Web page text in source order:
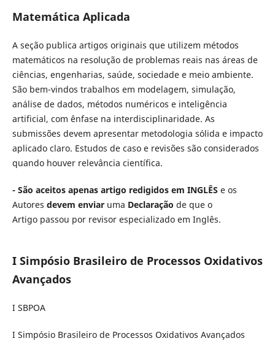
Matemática Aplicada
A seção publica artigos originais que utilizem métodos
matemáticos na resolução de problemas reais nas áreas de
ciências, engenharias, saúde, sociedade e meio ambiente.
São bem-vindos trabalhos em modelagem, simulação,
análise de dados, métodos numéricos e inteligência
artificial, com ênfase na interdisciplinaridade. As
submissões devem apresentar metodologia sólida e impacto
aplicado claro. Estudos de caso e revisões são considerados
quando houver relevância científica.
- São aceitos apenas artigo redigidos em INGLÊS e os
Autores devem enviaruma Declaração de que o
Artigo passou por revisor especializado em Inglês.
I Simpósio Brasileiro de Processos Oxidativos
Avançados
I SBPOA
I Simpósio Brasileiro de Processos Oxidativos Avançados